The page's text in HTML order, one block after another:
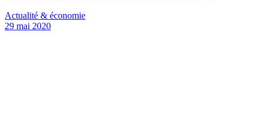
Actualité & économie
29 mai 2020